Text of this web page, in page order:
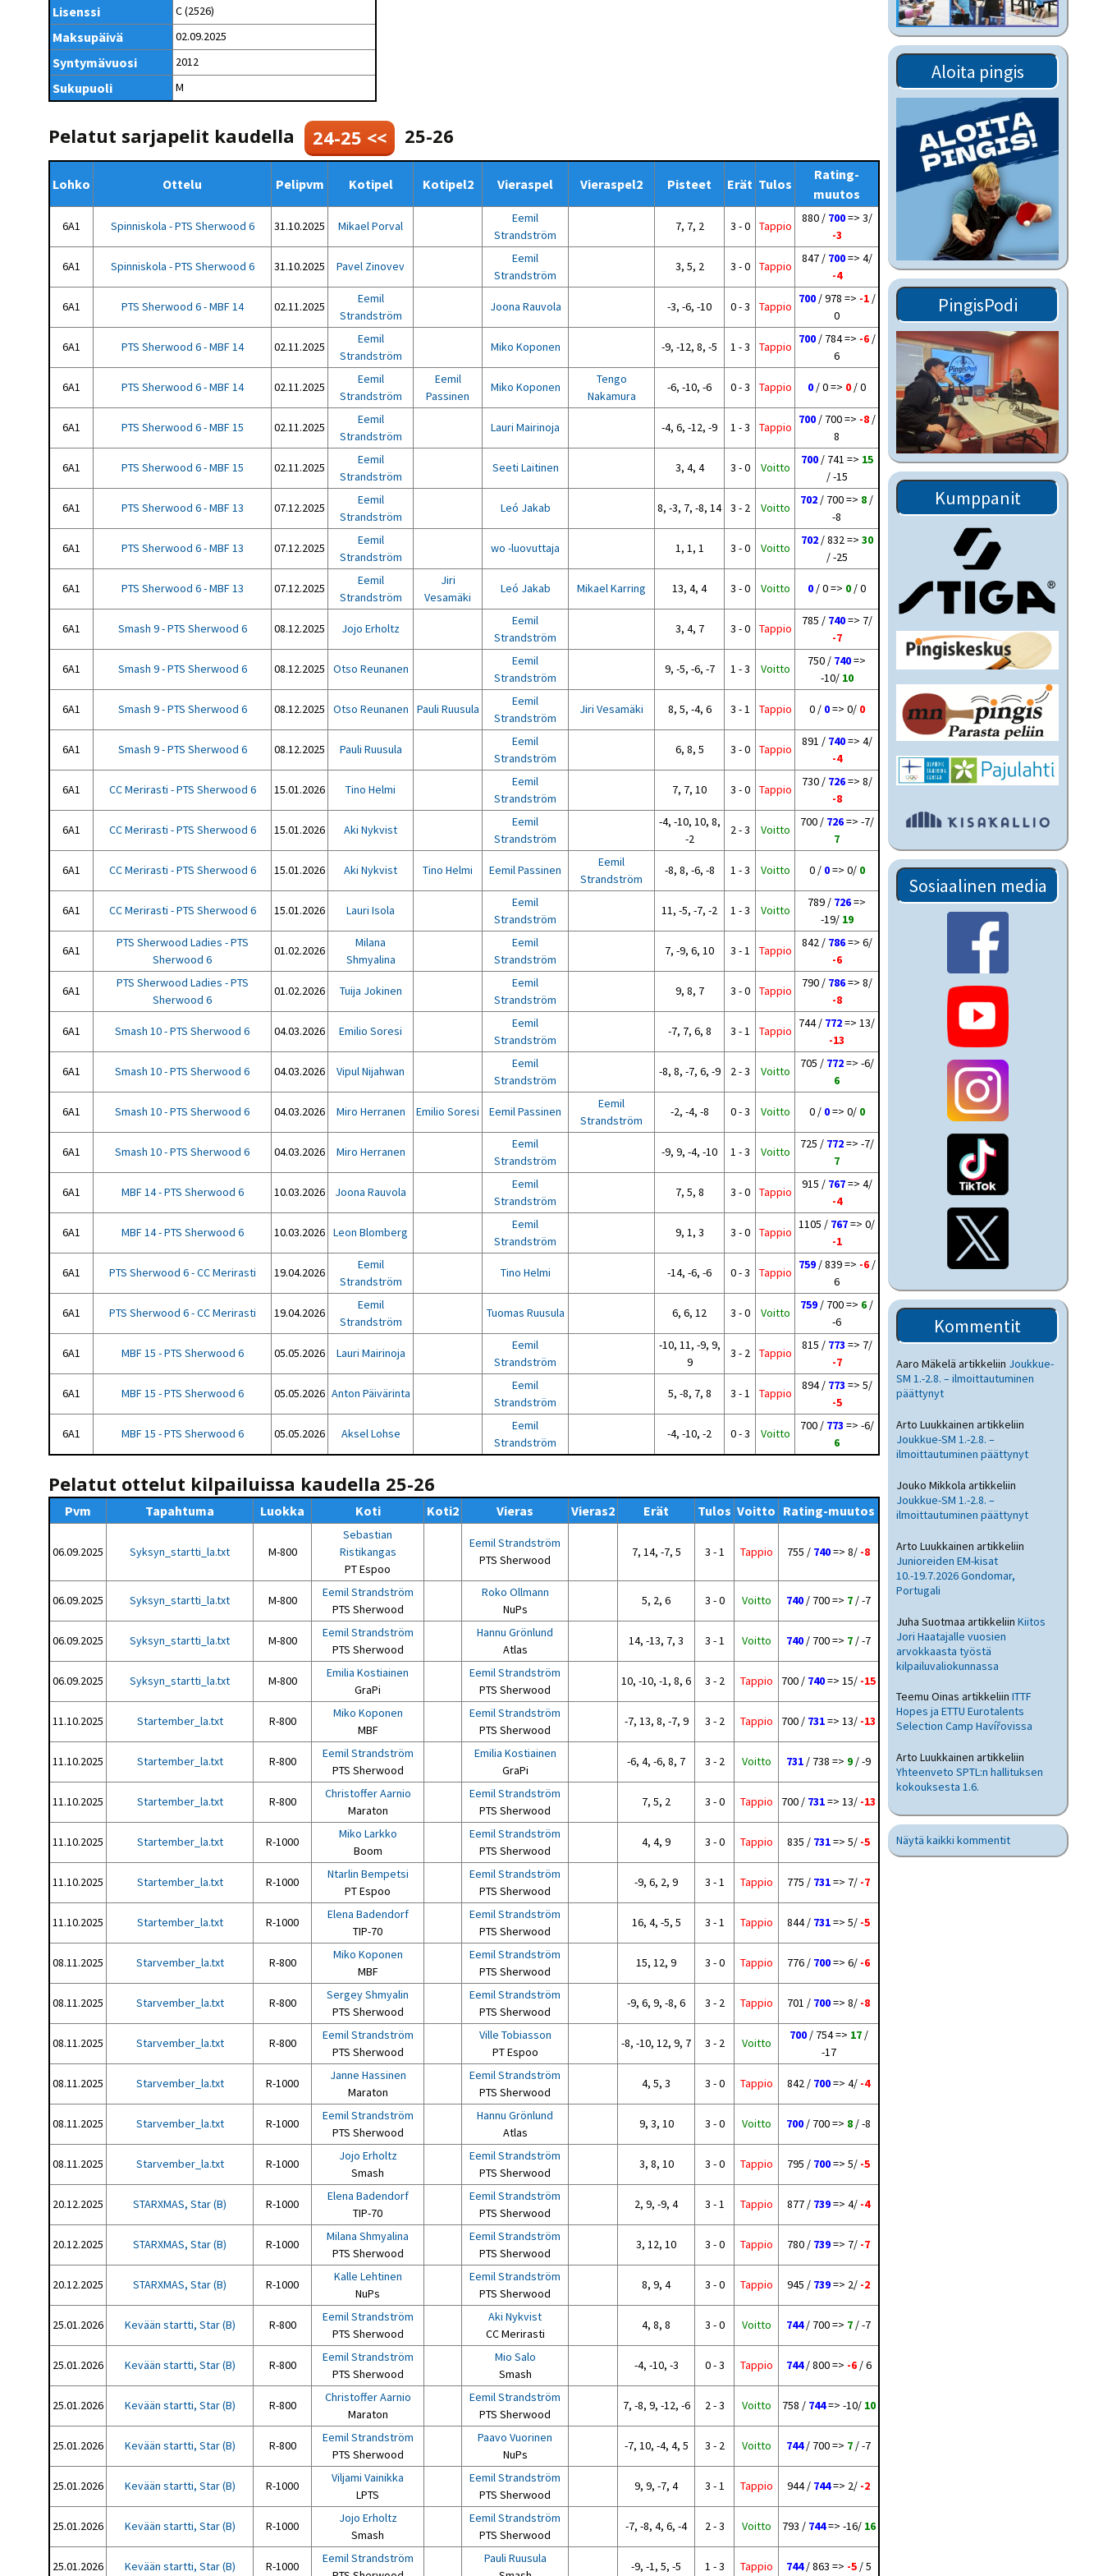
Valiokunnat
Strategia 2025-2030
Vastuullisuus
Ilmoita epäasiallisesta
käytöksestä
Hallintosääntö
NETU in English
ohjeet
Rating-artikkelit
Rating-manuaali
Julkaistut Rating-listat
Päivärating
6-divisioona
Sarjatiedotteet
Pelipaikat ja
joukkueiden
yhteyshenkilöt
Seurasiirrot
Kisajärjestäjien
Maahanmuuttajien
kotouttaminen ja
sukupuolten tasa-arvo
pöytätenniksessä
kattavan osallisuuden
kautta
Lisenssi C (2526)
Maksupäivä 02.09.2025
Syntymävuosi 2012
Sukupuoli M
Pelatut sarjapelit kaudella 24-25 << 25-26
Lohko Ottelu Pelipvm Kotipel Kotipel2 Vieraspel Vieraspel2 Pisteet Erät Tulos
Rating-
muutos
6A1 Spinniskola - PTS Sherwood 6 31.10.2025 Mikael Porval
Eemil
Strandström
7, 7, 2 3 - 0 Tappio
880 / 700=> 3/
-3
6A1 Spinniskola - PTS Sherwood 6 31.10.2025 Pavel Zinovev
Eemil
Strandström
3, 5, 2 3 - 0 Tappio
847 / 700=> 4/
-4
6A1 PTS Sherwood 6 - MBF 14 02.11.2025
Eemil
Strandström
Joona Rauvola -3, -6, -10 0 - 3 Tappio
700/ 978 => -1/
0
6A1 PTS Sherwood 6 - MBF 14 02.11.2025
Eemil
Strandström
Miko Koponen -9, -12, 8, -5 1 - 3 Tappio
700/ 784 => -6/
6
6A1 PTS Sherwood 6 - MBF 14 02.11.2025
Eemil
Strandström
Eemil
Passinen
Miko Koponen
Tengo
Nakamura
-6, -10, -6 0 - 3 Tappio 0 / 0 => 0 / 0
6A1 PTS Sherwood 6 - MBF 15 02.11.2025
Eemil
Strandström
Lauri Mairinoja -4, 6, -12, -9 1 - 3 Tappio
700/ 700 => -8/
8
6A1 PTS Sherwood 6 - MBF 15 02.11.2025
Eemil
Strandström
Seeti Laitinen 3, 4, 4 3 - 0 Voitto
700/ 741 => 15
/ -15
6A1 PTS Sherwood 6 - MBF 13 07.12.2025
Eemil
Strandström
Leó Jakab 8, -3, 7, -8, 14 3 - 2 Voitto
702 / 700 => 8 /
-8
6A1 PTS Sherwood 6 - MBF 13 07.12.2025
Eemil
Strandström
wo -luovuttaja 1, 1, 1 3 - 0 Voitto
702/ 832 => 30
/ -25
6A1 PTS Sherwood 6 - MBF 13 07.12.2025
Eemil
Strandström
Jiri
Vesamäki
Leó Jakab Mikael Karring 13, 4, 4 3 - 0 Voitto 0 / 0 => 0 / 0
6A1 Smash 9 - PTS Sherwood 6 08.12.2025 Jojo Erholtz
Eemil
Strandström
3, 4, 7 3 - 0 Tappio
785 / 740=> 7/
-7
6A1 Smash 9 - PTS Sherwood 6 08.12.2025 Otso Reunanen
Eemil
Strandström
9, -5, -6, -7 1 - 3 Voitto
750 / 740=>
-10/ 10
6A1 Smash 9 - PTS Sherwood 6 08.12.2025 Otso Reunanen Pauli Ruusula
Eemil
Strandström
Jiri Vesamäki 8, 5, -4, 6 3 - 1 Tappio 0 / 0=> 0/ 0
6A1 Smash 9 - PTS Sherwood 6 08.12.2025 Pauli Ruusula
Eemil
Strandström
6, 8, 5 3 - 0 Tappio
891 / 740=> 4/
-4
6A1 CC Merirasti - PTS Sherwood 6 15.01.2026 Tino Helmi
Eemil
Strandström
7, 7, 10 3 - 0 Tappio
730 / 726=> 8/
-8
6A1 CC Merirasti - PTS Sherwood 6 15.01.2026 Aki Nykvist
Eemil
Strandström
-4, -10, 10, 8,
-2
2 - 3 Voitto
700 / 726=> -7/
7
6A1 CC Merirasti - PTS Sherwood 6 15.01.2026 Aki Nykvist Tino Helmi Eemil Passinen
Eemil
Strandström
-8, 8, -6, -8 1 - 3 Voitto 0 / 0=> 0/ 0
6A1 CC Merirasti - PTS Sherwood 6 15.01.2026 Lauri Isola
Eemil
Strandström
11, -5, -7, -2 1 - 3 Voitto
789 / 726=>
-19/ 19
6A1
PTS Sherwood Ladies - PTS
Sherwood 6
01.02.2026
Milana
Shmyalina
Eemil
Strandström
7, -9, 6, 10 3 - 1 Tappio
842 / 786=> 6/
-6
6A1
PTS Sherwood Ladies - PTS
Sherwood 6
01.02.2026 Tuija Jokinen
Eemil
Strandström
9, 8, 7 3 - 0 Tappio
790 / 786=> 8/
-8
6A1 Smash 10 - PTS Sherwood 6 04.03.2026 Emilio Soresi
Eemil
Strandström
-7, 7, 6, 8 3 - 1 Tappio
744 / 772=> 13/
-13
6A1 Smash 10 - PTS Sherwood 6 04.03.2026 Vipul Nijahwan
Eemil
Strandström
-8, 8, -7, 6, -9 2 - 3 Voitto
705 / 772=> -6/
6
6A1 Smash 10 - PTS Sherwood 6 04.03.2026 Miro Herranen Emilio Soresi Eemil Passinen
Eemil
Strandström
-2, -4, -8 0 - 3 Voitto 0 / 0=> 0/ 0
6A1 Smash 10 - PTS Sherwood 6 04.03.2026 Miro Herranen
Eemil
Strandström
-9, 9, -4, -10 1 - 3 Voitto
725 / 772=> -7/
7
6A1 MBF 14 - PTS Sherwood 6 10.03.2026 Joona Rauvola
Eemil
Strandström
7, 5, 8 3 - 0 Tappio
915 / 767=> 4/
-4
6A1 MBF 14 - PTS Sherwood 6 10.03.2026 Leon Blomberg
Eemil
Strandström
9, 1, 3 3 - 0 Tappio
1105 / 767=> 0/
-1
6A1 PTS Sherwood 6 - CC Merirasti 19.04.2026
Eemil
Strandström
Tino Helmi -14, -6, -6 0 - 3 Tappio
759/ 839 => -6/
6
6A1 PTS Sherwood 6 - CC Merirasti 19.04.2026
Eemil
Strandström
Tuomas Ruusula 6, 6, 12 3 - 0 Voitto
759 / 700 => 6 /
-6
6A1 MBF 15 - PTS Sherwood 6 05.05.2026 Lauri Mairinoja
Eemil
Strandström
-10, 11, -9, 9,
9
3 - 2 Tappio
815 / 773 => 7/
-7
6A1 MBF 15 - PTS Sherwood 6 05.05.2026 Anton Päivärinta
Eemil
Strandström
5, -8, 7, 8 3 - 1 Tappio
894 / 773 => 5/
-5
6A1 MBF 15 - PTS Sherwood 6 05.05.2026 Aksel Lohse
Eemil
Strandström
-4, -10, -2 0 - 3 Voitto
700 / 773 => -6/
6
Pelatut ottelut kilpailuissa kaudella 25-26
Pvm Tapahtuma Luokka Koti Koti2 Vieras Vieras2 Erät Tulos Voitto Rating-muutos
06.09.2025 Syksyn_startti_la.txt M-800
Sebastian
Ristikangas
PT Espoo
Eemil Strandström
PTS Sherwood
7, 14, -7, 5 3 - 1 Tappio 755 / 740=> 8/ -8
06.09.2025 Syksyn_startti_la.txt M-800
Eemil Strandström
PTS Sherwood
Roko Ollmann
NuPs
5, 2, 6 3 - 0 Voitto 740 / 700 => 7 / -7
06.09.2025 Syksyn_startti_la.txt M-800
Eemil Strandström
PTS Sherwood
Hannu Grönlund
Atlas
14, -13, 7, 3 3 - 1 Voitto 740 / 700 => 7 / -7
06.09.2025 Syksyn_startti_la.txt M-800
Emilia Kostiainen
GraPi
Eemil Strandström
PTS Sherwood
10, -10, -1, 8, 6 3 - 2 Tappio 700 / 740=> 15/ -15
11.10.2025 Startember_la.txt R-800
Miko Koponen
MBF
Eemil Strandström
PTS Sherwood
-7, 13, 8, -7, 9 3 - 2 Tappio 700 / 731=> 13/ -13
11.10.2025 Startember_la.txt R-800
Eemil Strandström
PTS Sherwood
Emilia Kostiainen
GraPi
-6, 4, -6, 8, 7 3 - 2 Voitto 731 / 738 => 9 / -9
11.10.2025 Startember_la.txt R-800
Christoffer Aarnio
Maraton
Eemil Strandström
PTS Sherwood
7, 5, 2 3 - 0 Tappio 700 / 731=> 13/ -13
11.10.2025 Startember_la.txt R-1000
Miko Larkko
Boom
Eemil Strandström
PTS Sherwood
4, 4, 9 3 - 0 Tappio 835 / 731=> 5/ -5
11.10.2025 Startember_la.txt R-1000
Ntarlin Bempetsi
PT Espoo
Eemil Strandström
PTS Sherwood
-9, 6, 2, 9 3 - 1 Tappio 775 / 731=> 7/ -7
11.10.2025 Startember_la.txt R-1000
Elena Badendorf
TIP-70
Eemil Strandström
PTS Sherwood
16, 4, -5, 5 3 - 1 Tappio 844 / 731=> 5/ -5
08.11.2025 Starvember_la.txt R-800
Miko Koponen
MBF
Eemil Strandström
PTS Sherwood
15, 12, 9 3 - 0 Tappio 776 / 700=> 6/ -6
08.11.2025 Starvember_la.txt R-800
Sergey Shmyalin
PTS Sherwood
Eemil Strandström
PTS Sherwood
-9, 6, 9, -8, 6 3 - 2 Tappio 701 / 700=> 8/ -8
08.11.2025 Starvember_la.txt R-800
Eemil Strandström
PTS Sherwood
Ville Tobiasson
PT Espoo
-8, -10, 12, 9, 7 3 - 2 Voitto
700/ 754 => 17/
-17
08.11.2025 Starvember_la.txt R-1000
Janne Hassinen
Maraton
Eemil Strandström
PTS Sherwood
4, 5, 3 3 - 0 Tappio 842 / 700=> 4/ -4
08.11.2025 Starvember_la.txt R-1000
Eemil Strandström
PTS Sherwood
Hannu Grönlund
Atlas
9, 3, 10 3 - 0 Voitto 700 / 700 => 8 / -8
08.11.2025 Starvember_la.txt R-1000
Jojo Erholtz
Smash
Eemil Strandström
PTS Sherwood
3, 8, 10 3 - 0 Tappio 795 / 700=> 5/ -5
20.12.2025 STARXMAS, Star (B) R-1000
Elena Badendorf
TIP-70
Eemil Strandström
PTS Sherwood
2, 9, -9, 4 3 - 1 Tappio 877 / 739=> 4/ -4
20.12.2025 STARXMAS, Star (B) R-1000
Milana Shmyalina
PTS Sherwood
Eemil Strandström
PTS Sherwood
3, 12, 10 3 - 0 Tappio 780 / 739=> 7/ -7
20.12.2025 STARXMAS, Star (B) R-1000
Kalle Lehtinen
NuPs
Eemil Strandström
PTS Sherwood
8, 9, 4 3 - 0 Tappio 945 / 739=> 2/ -2
25.01.2026 Kevään startti, Star (B) R-800
Eemil Strandström
PTS Sherwood
Aki Nykvist
CC Merirasti
4, 8, 8 3 - 0 Voitto 744/ 700 => 7 / -7
25.01.2026 Kevään startti, Star (B) R-800
Eemil Strandström
PTS Sherwood
Mio Salo
Smash
-4, -10, -3 0 - 3 Tappio 744/ 800 => -6/ 6
25.01.2026 Kevään startti, Star (B) R-800
Christoffer Aarnio
Maraton
Eemil Strandström
PTS Sherwood
7, -8, 9, -12, -6 2 - 3 Voitto 758 / 744=> -10/ 10
25.01.2026 Kevään startti, Star (B) R-800
Eemil Strandström
PTS Sherwood
Paavo Vuorinen
NuPs
-7, 10, -4, 4, 5 3 - 2 Voitto 744/ 700 => 7 / -7
25.01.2026 Kevään startti, Star (B) R-1000
Viljami Vainikka
LPTS
Eemil Strandström
PTS Sherwood
9, 9, -7, 4 3 - 1 Tappio 944 / 744=> 2/ -2
25.01.2026 Kevään startti, Star (B) R-1000
Jojo Erholtz
Smash
Eemil Strandström
PTS Sherwood
-7, -8, 4, 6, -4 2 - 3 Voitto 793 / 744=> -16/ 16
25.01.2026 Kevään startti, Star (B) R-1000
Eemil Strandström
Pauli Ruusula
-9, -1, 5, -5 1 - 3 Tappio 744/ 863 => -5/ 5
Aloita pingis
PingisPodi
Kumppanit
Sosiaalinen media
Kommentit
Aaro Mäkelä artikkeliin Joukkue-
SM 1.-2.8. – ilmoittautuminen
päättynyt
Arto Luukkainen artikkeliin
Joukkue-SM 1.-2.8. –
ilmoittautuminen päättynyt
Jouko Mikkola artikkeliin
Joukkue-SM 1.-2.8. –
ilmoittautuminen päättynyt
Arto Luukkainen artikkeliin
Junioreiden EM-kisat
10.-19.7.2026 Gondomar,
Portugali
Juha Suotmaa artikkeliin Kiitos
Jori Haatajalle vuosien
arvokkaasta työstä
kilpailuvaliokunnassa
Teemu Oinas artikkeliin ITTF
Hopes ja ETTU Eurotalents
Selection Camp Havířovissa
Arto Luukkainen artikkeliin
Yhteenveto SPTL:n hallituksen
kokouksesta 1.6.
Näytä kaikki kommentit